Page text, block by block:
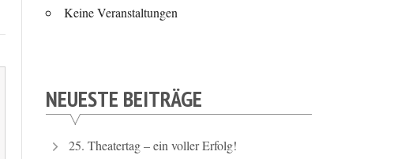
Keine Veranstaltungen
NEUESTE BEITRÄGE
25. Theatertag – ein voller Erfolg!